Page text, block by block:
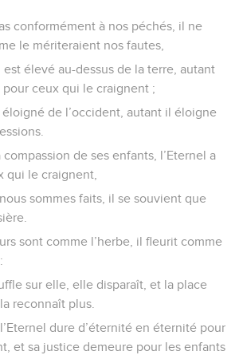
conformément à nos péchés, il ne
le mériteraient nos fautes,
élevé au-dessus de la terre, autant
ceux qui le craignent ;
éloigné de l’occident, autant il éloigne
de ses enfants, l’Eternel a
qui le craignent,
sommes faits, il se souvient que
sont comme l’herbe, il fleurit comme
sur elle, elle disparaît, et la place
reconnaît plus.
dure d’éternité en éternité pour
et sa justice demeure pour les enfants